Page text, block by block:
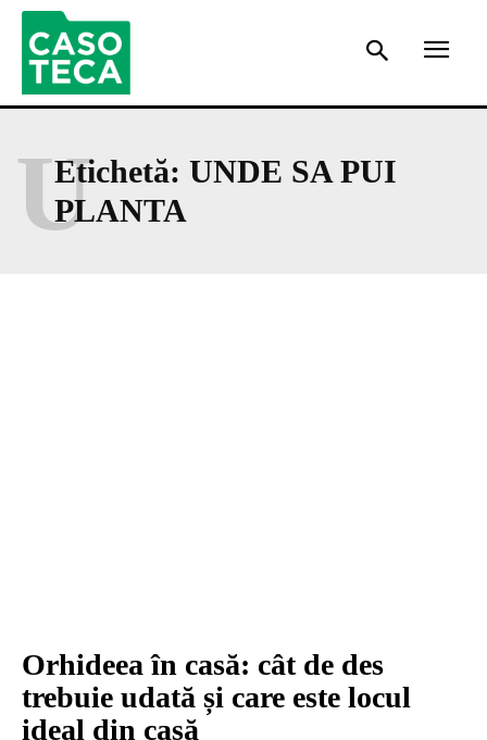
Etichetă: UNDE SA PUI
PLANTA
U
Orhideea în casă: cât de des
trebuie udată și care este locul
ideal din casă